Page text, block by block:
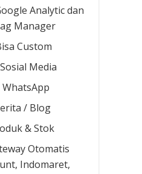
Analytic dan
Manager
Custom
Media
/ Blog
& Stok
Otomatis
Indomaret,